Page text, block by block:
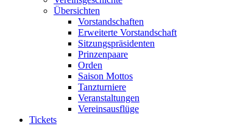
Übersichten
Vorstandschaften
Erweiterte Vorstandschaft
Sitzungspräsidenten
Prinzenpaare
Orden
Saison Mottos
Tanzturniere
Veranstaltungen
Vereinsausflüge
Tickets